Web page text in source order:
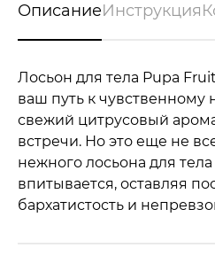
ОписаниеИнструкция
Лосьон для тела Pupa
ваш путь к чувственному
свежий цитрусовый
встречи. Но это еще не
нежного лосьона для
впитывается, оставляя
бархатистость и